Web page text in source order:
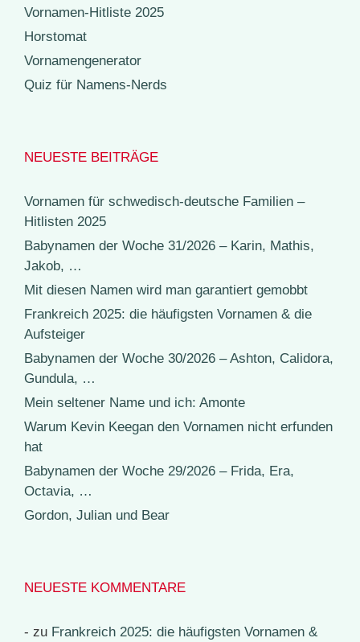
Vornamen-Hitliste 2025
Horstomat
Vornamengenerator
Quiz für Namens-Nerds
NEUESTE BEITRÄGE
Vornamen für schwedisch-deutsche Familien –
Hitlisten 2025
Babynamen der Woche 31/2026 – Karin, Mathis,
Jakob, …
Mit diesen Namen wird man garantiert gemobbt
Frankreich 2025: die häufigsten Vornamen & die
Aufsteiger
Babynamen der Woche 30/2026 – Ashton, Calidora,
Gundula, …
Mein seltener Name und ich: Amonte
Warum Kevin Keegan den Vornamen nicht erfunden
hat
Babynamen der Woche 29/2026 – Frida, Era,
Octavia, …
Gordon, Julian und Bear
NEUESTE KOMMENTARE
- zu Frankreich 2025: die häufigsten Vornamen &